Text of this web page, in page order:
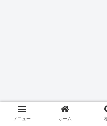
メニュー ホーム